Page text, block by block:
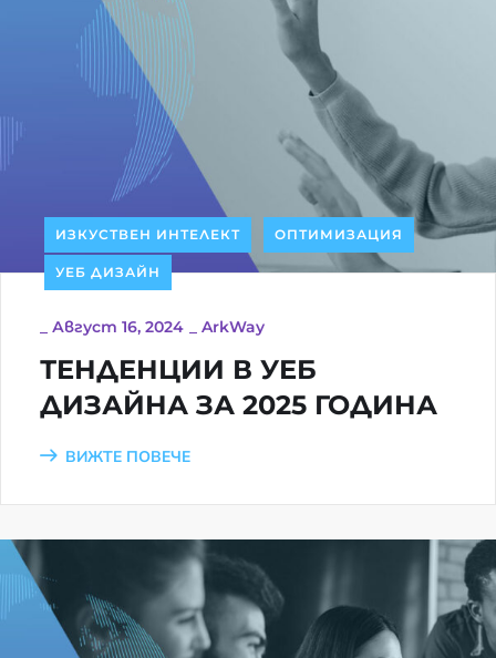
ИЗКУСТВЕН ИНТЕЛЕКТ ОПТИМИЗАЦИЯ
УЕБ ДИЗАЙН
Август 16, 2024 ArkWay
ТЕНДЕНЦИИ В УЕБ
ДИЗАЙНА ЗА 2025 ГОДИНА
ВИЖТЕ ПОВЕЧЕ